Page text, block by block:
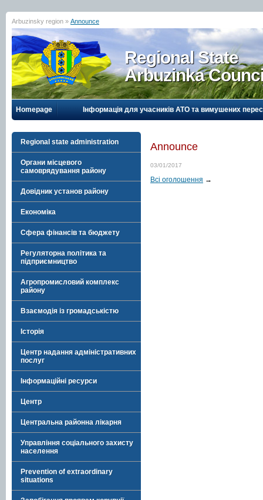
Arbuzinsky region » Announce
Regional State
Arbuzinka
Homepage Інформація для учасників АТО та вимушених
Regional state administration
Органи місцевого
самоврядування району
Довідник установ району
Економіка
Сфера фінансів та бюджету
Регуляторна політика та
підприємництво
Агропромисловий комплекс
району
Взаємодія із громадськістю
Історія
Центр надання адміністративних
послуг
Інформаційні ресурси
Центр
Центральна районна лікарня
Управління соціального захисту
населення
Prevention of extraordinary
situations
Announce
03/01/2017
Всі оголошення →